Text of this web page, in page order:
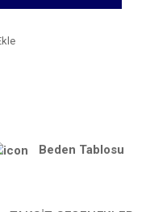
Beden Tablosu